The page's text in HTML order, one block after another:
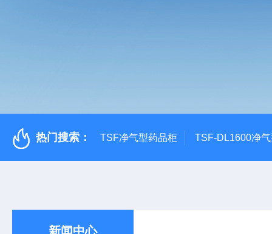
热门搜索： TSF净气型药品柜 TSF-DL1600净
新闻中心